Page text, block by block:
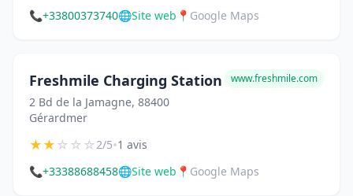
📞+33800373740🌐Site web 📍 Google Maps
Freshmile Charging Station
2 Bd de la Jamagne, 88400
Gérardmer
www.freshmile.com
★★☆☆☆2/5•1 avis
📞+33388688458🌐Site web 📍 Google Maps